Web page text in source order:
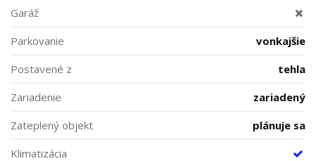
Garáž
Parkovanie
vonkajšie
Postavené z
tehla
Zariadenie
zariadený
Zateplený objekt
plánuje sa
Klimatizácia